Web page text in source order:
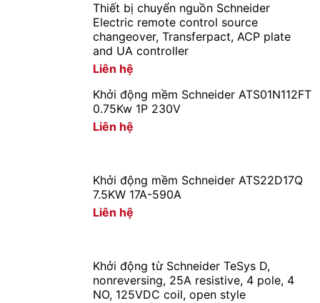
Thiết bị chuyển nguồn Schneider
Electric remote control source
changeover, Transferpact, ACP plate
and UA controller
Liên hệ
Khởi động mềm Schneider ATS01N112FT
0.75Kw 1P 230V
Liên hệ
Khởi động mềm Schneider ATS22D17Q
7.5KW 17A-590A
Liên hệ
Khởi động từ Schneider TeSys D,
nonreversing, 25A resistive, 4 pole, 4
NO, 125VDC coil, open style